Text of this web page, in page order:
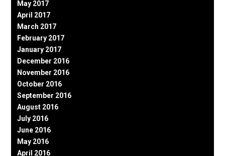
May 2017
April 2017
March 2017
February 2017
January 2017
December 2016
November 2016
October 2016
September 2016
August 2016
July 2016
June 2016
May 2016
April 2016